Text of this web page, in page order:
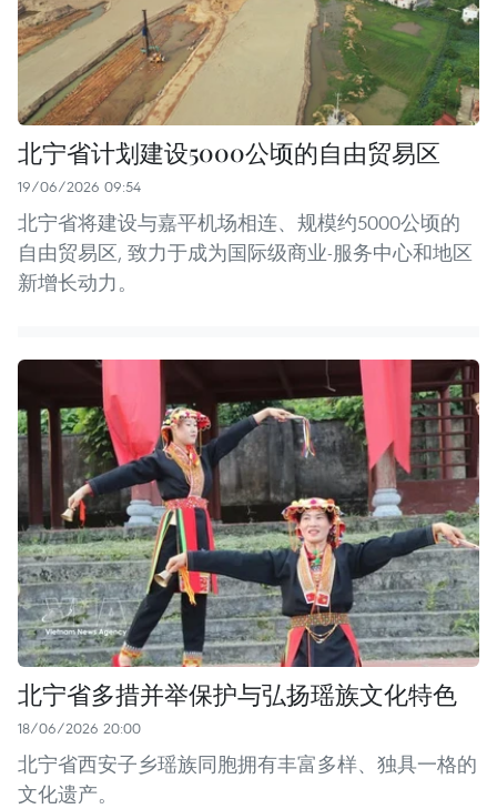
北宁省计划建设5000公顷的自由贸易区
19/06/2026 09:54
北宁省将建设与嘉平机场相连、规模约5000公顷的
自由贸易区, 致力于成为国际级商业-服务中心和地区
新增长动力。
北宁省多措并举保护与弘扬瑶族文化特色
18/06/2026 20:00
北宁省西安子乡瑶族同胞拥有丰富多样、独具一格的
文化遗产。